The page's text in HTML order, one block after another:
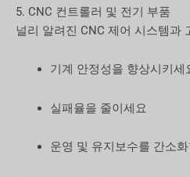
5. CNC 컨트롤러 및 전기 부품
널리 알려진 CNC 제어 시스템과
기계 안정성을 향상시키세
실패율을 줄이세요
운영 및 유지보수를 간소